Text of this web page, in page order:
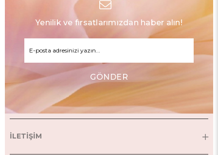
Yenilik ve fırsatlarımızdan haber alın!
GÖNDER
İLETİŞİM